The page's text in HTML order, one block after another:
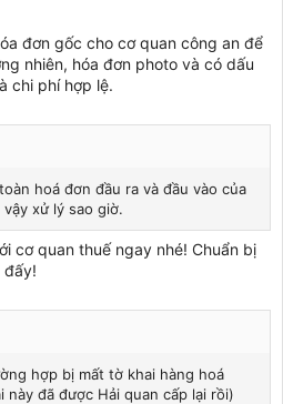
đơn gốc cho cơ quan công an để
nhiên, hóa đơn photo và có dấu
chi phí hợp lệ.
hoá đơn đầu ra và đầu vào của
xử lý sao giờ.
cơ quan thuế ngay nhé! Chuẩn bị
đấy!
hợp bị mất tờ khai hàng hoá
này đã được Hải quan cấp lại rồi)